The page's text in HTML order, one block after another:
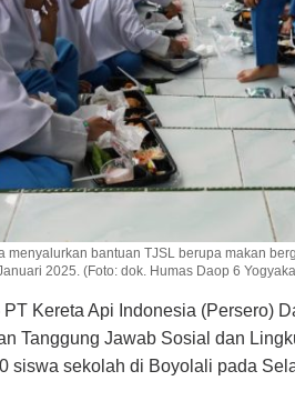
menyalurkan bantuan TJSL berupa makan
2025. (Foto: dok. Humas Daop 6
PT Kereta Api Indonesia (Persero)
Tanggung Jawab Sosial dan
siswa sekolah di Boyolali pada